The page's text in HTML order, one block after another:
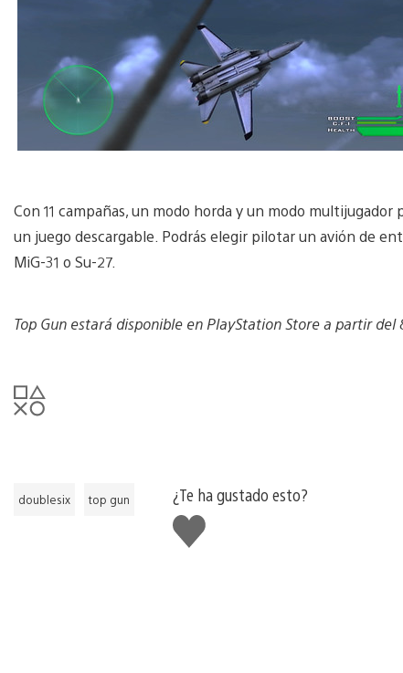
Con 11 campañas, un modo horda y un modo
un juego descargable. Podrás elegir pilotar un avión de
MiG-31 o Su-27.
Top Gun estará disponible en PlayStation Store a partir
doublesix top gun
¿Te ha gustado esto?
Me
gusta